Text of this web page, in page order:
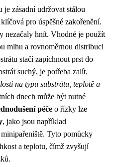
je zásadní udržovat stálou
pro úspěšné zakořenění.
nezačaly hnít. Vhodné je použít
mlhu a rovnoměrnou distribuci
stačí zapíchnout prst do
suchý, je potřeba zalít.
na typu substrátu, teplotě a
dnech může být nutné
péče o řízky lze
, jako jsou například
Tyto pomůcky
a teplotu, čímž zvyšují